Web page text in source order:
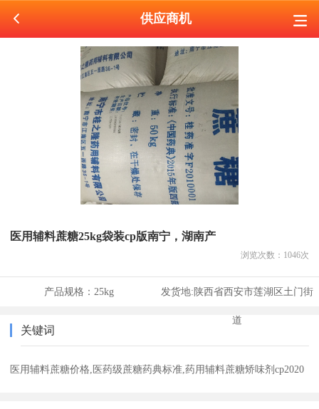
供应商机
医用辅料蔗糖25kg袋装cp版南宁，湖南产
浏览次数： 1046次
产品规格： 25kg 发货地:陕西省西安市莲湖区土门街
道
关键词
医用辅料蔗糖价格,医药级蔗糖药典标准,药用辅料蔗糖矫味剂cp2020